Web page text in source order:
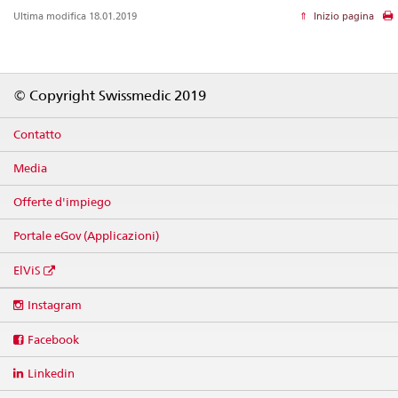
Ultima modifica 18.01.2019 Inizio pagina
© Copyright Swissmedic 2019
Contatto
Media
Offerte d'impiego
Portale eGov (Applicazioni)
ElViS
media
Instagram
Facebook
Linkedin